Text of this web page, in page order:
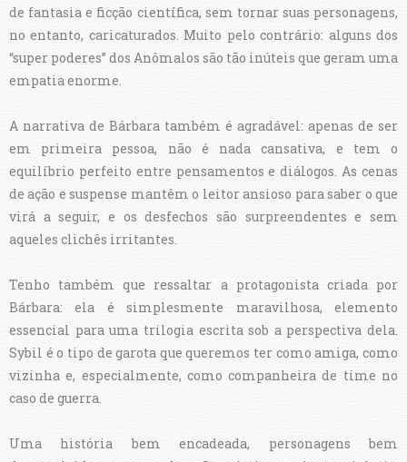
de fantasia e ficção científica, sem tornar suas personagens,
no entanto, caricaturados. Muito pelo contrário: alguns dos
“super poderes” dos Anômalos são tão inúteis que geram uma
empatia enorme.
A narrativa de Bárbara também é agradável: apenas de ser
em primeira pessoa, não é nada cansativa, e tem o
equilíbrio perfeito entre pensamentos e diálogos. As cenas
de ação e suspense mantêm o leitor ansioso para saber o que
virá a seguir, e os desfechos são surpreendentes e sem
aqueles clichês irritantes.
Tenho também que ressaltar a protagonista criada por
Bárbara: ela é simplesmente maravilhosa, elemento
essencial para uma trilogia escrita sob a perspectiva dela.
Sybil é o tipo de garota que queremos ter como amiga, como
vizinha e, especialmente, como companheira de time no
caso de guerra.
Uma história bem encadeada, personagens bem